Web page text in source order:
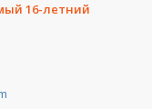
16-летний